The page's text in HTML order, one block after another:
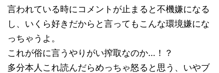
言われている時にコメントが止まると不機嫌になる
し、いくら好きだからと言ってもこんな環境嫌にな
っちゃうよ。
これが俗に言うやりがい搾取なのか…！？
多分本人これ読んだらめっちゃ怒ると思う、いやブ